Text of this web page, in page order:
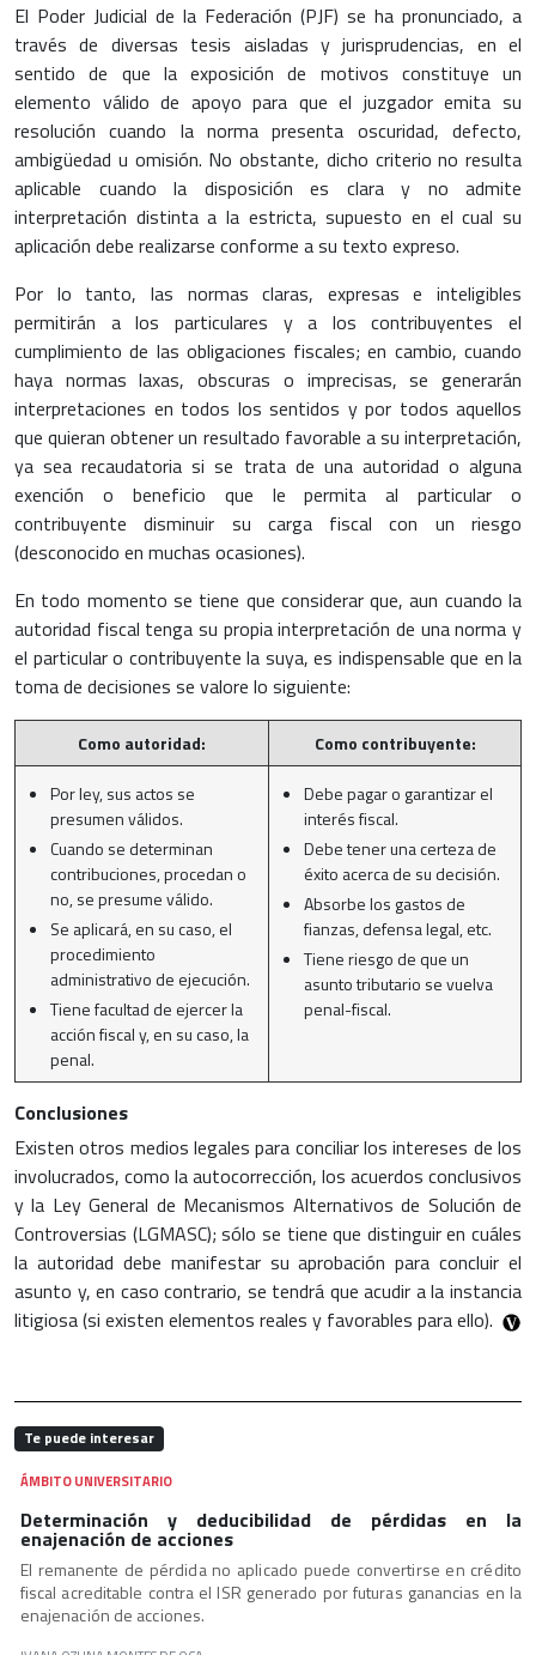
El Poder Judicial de la Federación (PJF) se ha pronunciado, a
través de diversas tesis aisladas y jurisprudencias, en el
sentido de que la exposición de motivos constituye un
elemento válido de apoyo para que el juzgador emita su
resolución cuando la norma presenta oscuridad, defecto,
ambigüedad u omisión. No obstante, dicho criterio no resulta
aplicable cuando la disposición es clara y no admite
interpretación distinta a la estricta, supuesto en el cual su
aplicación debe realizarse conforme a su texto expreso.
Por lo tanto, las normas claras, expresas e inteligibles
permitirán a los particulares y a los contribuyentes el
cumplimiento de las obligaciones fiscales; en cambio, cuando
haya normas laxas, obscuras o imprecisas, se generarán
interpretaciones en todos los sentidos y por todos aquellos
que quieran obtener un resultado favorable a su interpretación,
ya sea recaudatoria si se trata de una autoridad o alguna
exención o beneficio que le permita al particular o
contribuyente disminuir su carga fiscal con un riesgo
(desconocido en muchas ocasiones).
En todo momento se tiene que considerar que, aun cuando la
autoridad fiscal tenga su propia interpretación de una norma y
el particular o contribuyente la suya, es indispensable que en la
toma de decisiones se valore lo siguiente:
Como autoridad:
Como contribuyente:
Por ley, sus actos se
presumen válidos.
Cuando se determinan
contribuciones, procedan o
no, se presume válido.
Se aplicará, en su caso, el
procedimiento
administrativo de ejecución.
Tiene facultad de ejercer la
acción fiscal y, en su caso, la
penal.
Debe pagar o garantizar el
interés fiscal.
Debe tener una certeza de
éxito acerca de su decisión.
Absorbe los gastos de
fianzas, defensa legal, etc.
Tiene riesgo de que un
asunto tributario se vuelva
penal-fiscal.
Conclusiones
Existen otros medios legales para conciliar los intereses de los
involucrados, como la autocorrección, los acuerdos conclusivos
y la Ley General de Mecanismos Alternativos de Solución de
Controversias (LGMASC); sólo se tiene que distinguir en cuáles
la autoridad debe manifestar su aprobación para concluir el
asunto y, en caso contrario, se tendrá que acudir a la instancia
litigiosa (si existen elementos reales y favorables para ello).
Te puede interesar
ÁMBITO UNIVERSITARIO
Determinación y deducibilidad de pérdidas en la
enajenación de acciones
El remanente de pérdida no aplicado puede convertirse en crédito
fiscal acreditable contra el ISR generado por futuras ganancias en la
enajenación de acciones.